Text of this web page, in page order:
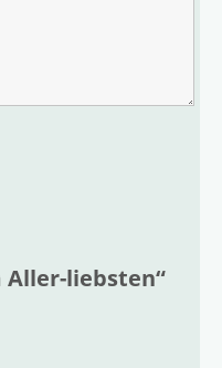
Aller-liebsten“